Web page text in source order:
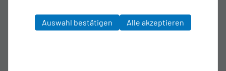
Auswahl bestätigen Alle akzeptieren